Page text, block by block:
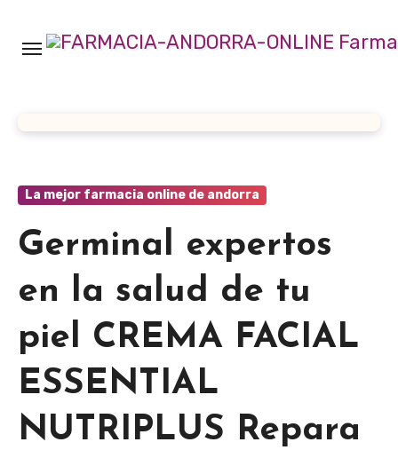
contenido
La mejor farmacia online de andorra
Germinal expertos
en la salud de tu
piel CREMA FACIAL
ESSENTIAL
NUTRIPLUS Repara